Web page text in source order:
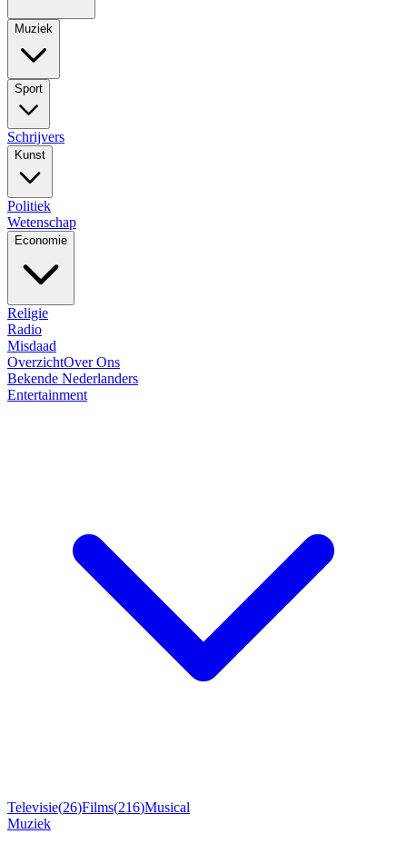
Muziek
Sport
Schrijvers
Kunst
Politiek
Wetenschap
Economie
Religie
Radio
Misdaad
OverzichtOver Ons
Bekende Nederlanders
Entertainment
Televisie(26)Films(216)Musical
Muziek